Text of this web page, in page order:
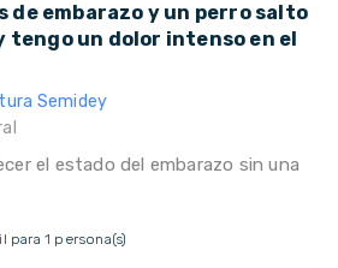
de embarazo y un perro salto
tengo un dolor intenso en el
Semidey
el estado del embarazo sin una
para 1 persona(s)